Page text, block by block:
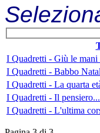
I Quadretti - Giù le mani
I Quadretti - Babbo
I Quadretti - La quarta
I Quadretti - Il
I Quadretti - L'ultima